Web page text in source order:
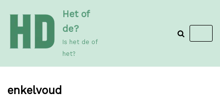
de
inhoud
Het of
de?
Is het de of
het?
enkelvoud